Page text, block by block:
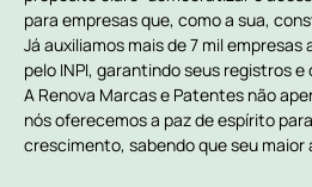
para empresas que, como a sua,
Já auxiliamos mais de 7 mil
pelo INPI, garantindo seus registros
A Renova Marcas e Patentes não
nós oferecemos a paz de espírito
crescimento, sabendo que seu maior